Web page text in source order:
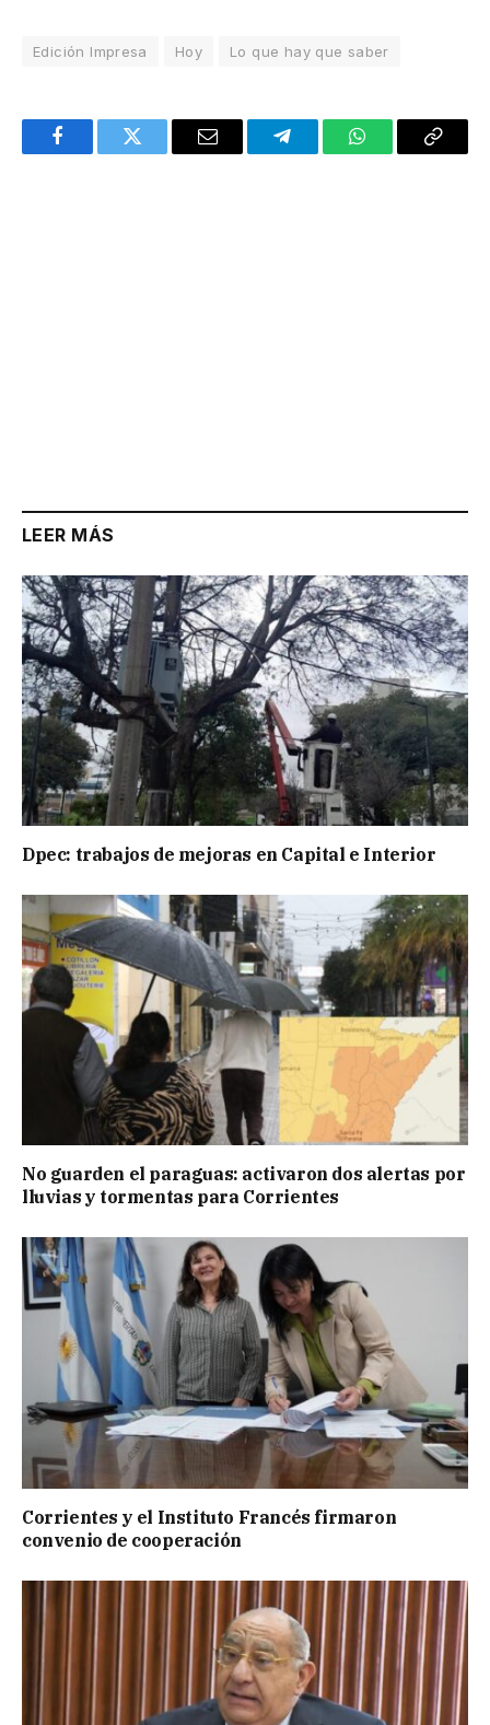
Edición Impresa Hoy Lo que hay que saber
FacebookTwitter Email TelegramWhatsAppCopy
LEER MÁS
Dpec: trabajos de mejoras en Capital e Interior
No guarden el paraguas: activaron dos alertas por
lluvias y tormentas para Corrientes
Corrientes y el Instituto Francés firmaron
convenio de cooperación